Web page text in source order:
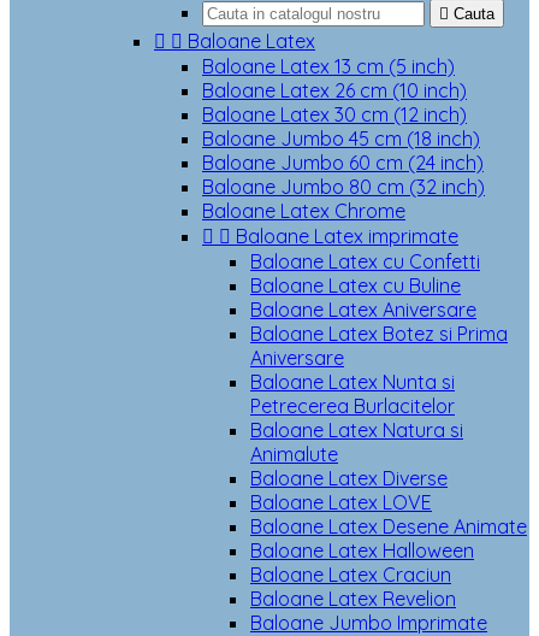
 Cauta
  Baloane Latex
Baloane Latex 13 cm (5 inch)
Baloane Latex 26 cm (10 inch)
Baloane Latex 30 cm (12 inch)
Baloane Jumbo 45 cm (18 inch)
Baloane Jumbo 60 cm (24 inch)
Baloane Jumbo 80 cm (32 inch)
Baloane Latex Chrome
  Baloane Latex imprimate
Baloane Latex cu Confetti
Baloane Latex cu Buline
Baloane Latex Aniversare
Baloane Latex Botez si Prima
Aniversare
Baloane Latex Nunta si
Petrecerea Burlacitelor
Baloane Latex Natura si
Animalute
Baloane Latex Diverse
Baloane Latex LOVE
Baloane Latex Desene Animate
Baloane Latex Halloween
Baloane Latex Craciun
Baloane Latex Revelion
Baloane Jumbo Imprimate